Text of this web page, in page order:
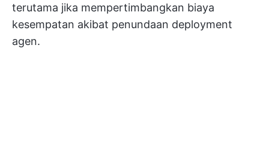
terutama jika mempertimbangkan biaya
kesempatan akibat penundaan deployment
agen.